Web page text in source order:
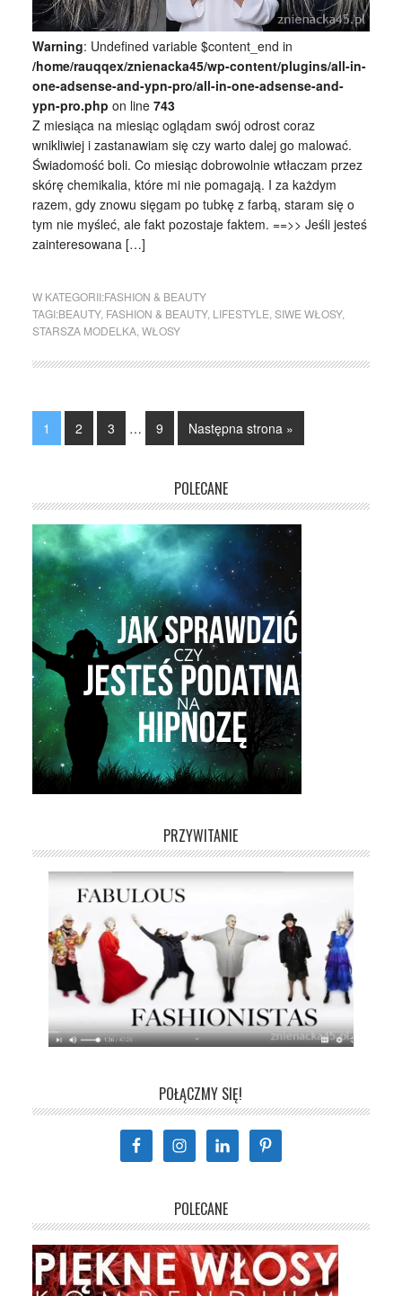
Warning: Undefined variable $content_end in
/home/rauqqex/znienacka45/wp-content/plugins/all-in-
one-adsense-and-ypn-pro/all-in-one-adsense-and-
ypn-pro.php on line 743
Z miesiąca na miesiąc oglądam swój odrost coraz
wnikliwiej i zastanawiam się czy warto dalej go malować.
Świadomość boli. Co miesiąc dobrowolnie wtłaczam przez
skórę chemikalia, które mi nie pomagają. I za każdym
razem, gdy znowu sięgam po tubkę z farbą, staram się o
tym nie myśleć, ale fakt pozostaje faktem. ==>> Jeśli jesteś
zainteresowana […]
W KATEGORII:FASHION & BEAUTY
TAGI:BEAUTY, FASHION & BEAUTY, LIFESTYLE SIWE WŁOSY,
STARSZA MODELKA, WŁOSY
1 2 3 … 9 Następna strona »
POLECANE
PRZYWITANIE
POŁĄCZMY SIĘ!
POLECANE